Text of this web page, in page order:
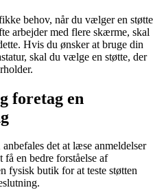
behov, når du vælger en støtte
arbejder med flere skærme, skal
Hvis du ønsker at bruge din
skal du vælge en støtte, der
foretag en
det at læse anmeldelser
få en bedre forståelse af
fysisk butik for at teste støtten